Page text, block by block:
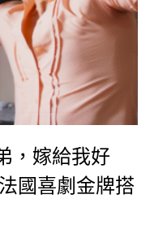
，嫁給我好
國喜劇金牌搭